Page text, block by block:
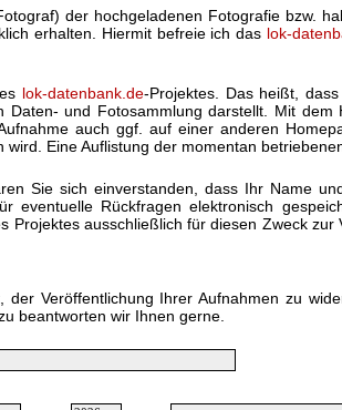
der hochgeladenen Fotografie bzw.
erhalten. Hiermit befreie ich das lok-
lok-datenbank.de-Projektes. Das heißt,
Daten- und Fotosammlung darstellt. Mit dem
auch ggf. auf einer anderen
wird. Eine Auflistung der momentan
Sie sich einverstanden, dass Ihr Name
eventuelle Rückfragen elektronisch
Projektes ausschließlich für diesen Zweck
der Veröffentlichung Ihrer Aufnahmen zu
beantworten wir Ihnen gerne.